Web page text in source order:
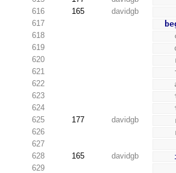
616
165
davidgb
617
618
619
620
621
622
623
624
625
177 davidgb
626
627
628
165 davidgb
629